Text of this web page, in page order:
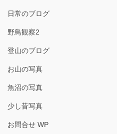
日常のブログ
野鳥観察2
登山のブログ
お山の写真
魚沼の写真
少し昔写真
お問合せ WP